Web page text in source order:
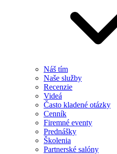
Náš tím
Naše služby
Recenzie
Videá
Často kladené otázky
Cenník
Firemné eventy
Prednášky
Školenia
Partnerské salóny